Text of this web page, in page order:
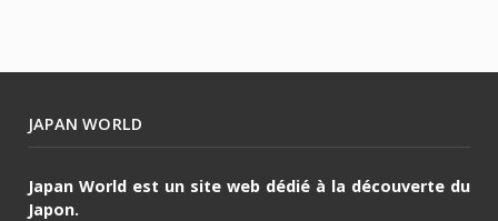
JAPAN WORLD
Japan World est un site web dédié à la découverte du
Japon.